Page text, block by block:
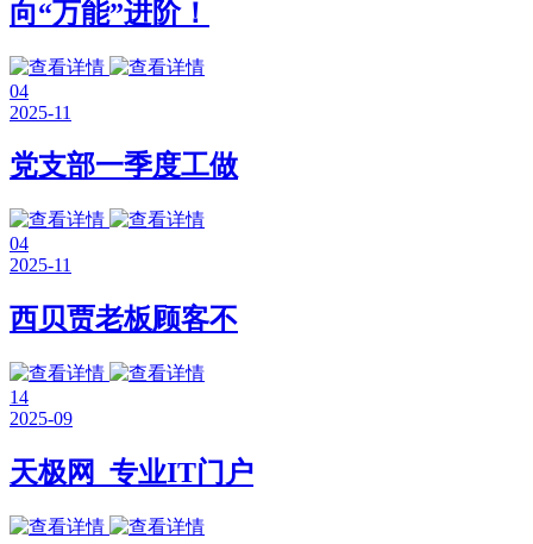
向“万能”进阶！
04
2025-11
党支部一季度工做
04
2025-11
西贝贾老板顾客不
14
2025-09
天极网_专业IT门户